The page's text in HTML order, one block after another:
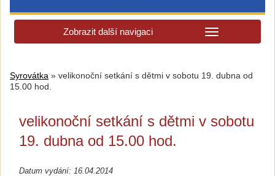
Zobrazit další navigaci
Syrovátka » velikonoční setkání s dětmi v sobotu 19. dubna od
15.00 hod.
velikonoční setkání s dětmi v sobotu
19. dubna od 15.00 hod.
Datum vydání: 16.04.2014